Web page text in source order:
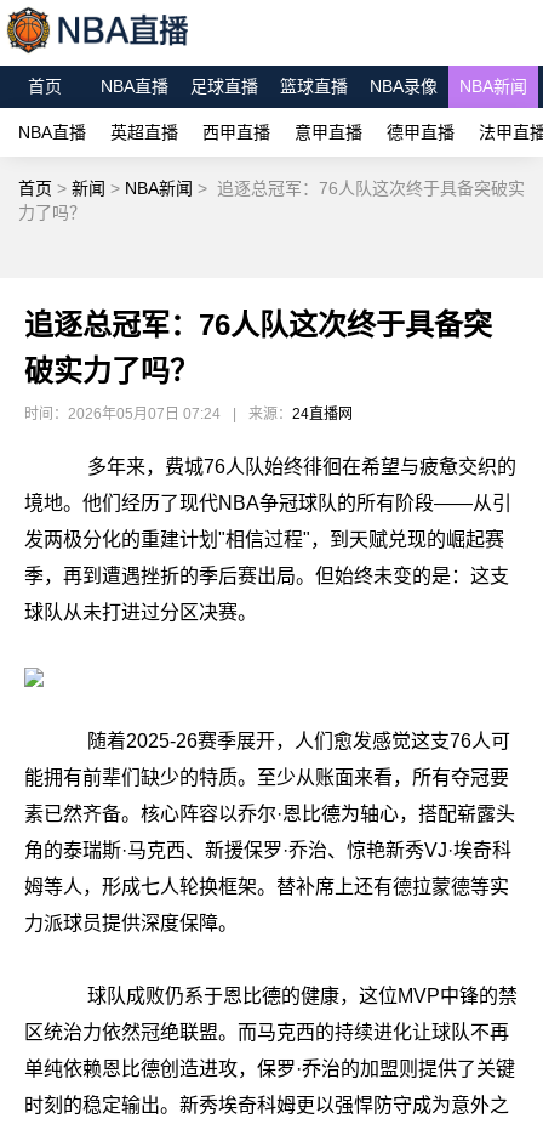
首页 NBA直播 足球直播 篮球直播 NBA录像 NBA新闻
NBA直播 英超直播 西甲直播 意甲直播 德甲直播 法甲直
首页 > 新闻 > NBA新闻 > 追逐总冠军：76人队这次终于具备突破实
力了吗？
追逐总冠军：76人队这次终于具备突
破实力了吗？
时间：2026年05月07日 07:24 来源： 24直播网
多年来，费城76人队始终徘徊在希望与疲惫交织的
境地。他们经历了现代NBA争冠球队的所有阶段——从引
发两极分化的重建计划"相信过程"，到天赋兑现的崛起赛
季，再到遭遇挫折的季后赛出局。但始终未变的是：这支
球队从未打进过分区决赛。
随着2025-26赛季展开，人们愈发感觉这支76人可
能拥有前辈们缺少的特质。至少从账面来看，所有夺冠要
素已然齐备。核心阵容以乔尔·恩比德为轴心，搭配崭露头
角的泰瑞斯·马克西、新援保罗·乔治、惊艳新秀VJ·埃奇科
姆等人，形成七人轮换框架。替补席上还有德拉蒙德等实
力派球员提供深度保障。
球队成败仍系于恩比德的健康，这位MVP中锋的禁
区统治力依然冠绝联盟。而马克西的持续进化让球队不再
单纯依赖恩比德创造进攻，保罗·乔治的加盟则提供了关键
时刻的稳定输出。新秀埃奇科姆更以强悍防守成为意外之